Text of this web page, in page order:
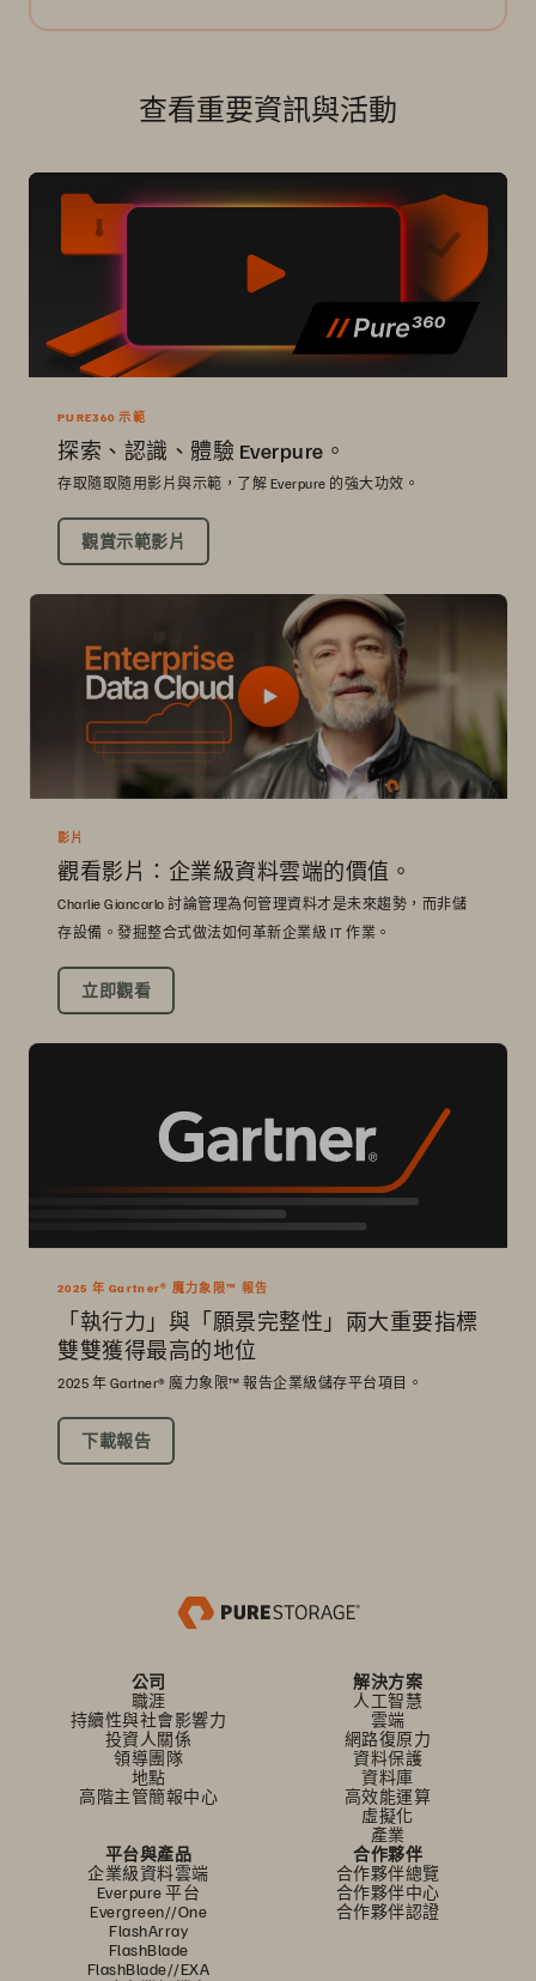
查看重要資訊與活動
PURE360 示範
探索、認識、體驗 Everpure。
存取隨取隨用影片與示範，了解 Everpure 的強大功效。
觀賞示範影片
影片
觀看影片：企業級資料雲端的價值。
Charlie Giancarlo 討論管理為何管理資料才是未來趨勢，而非儲
存設備。發掘整合式做法如何革新企業級 IT 作業。
立即觀看
2025 年 Gartner® 魔力象限™ 報告
「執行力」與「願景完整性」兩大重要指標
雙雙獲得最高的地位
2025 年 Gartner® 魔力象限™ 報告企業級儲存平台項目。
下載報告
公司
職涯
持續性與社會影響力
投資人關係
領導團隊
地點
高階主管簡報中心
解決方案
人工智慧
雲端
網路復原力
資料保護
資料庫
高效能運算
虛擬化
產業
平台與產品
企業級資料雲端
Everpure 平台
Evergreen//One
FlashArray
FlashBlade
FlashBlade//EXA
合作夥伴
合作夥伴總覽
合作夥伴中心
合作夥伴認證